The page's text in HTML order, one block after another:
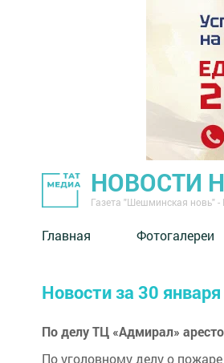
НОВОСТИ
Газета "Шешминская новь"
Главная Фотогалереи
Новости за 30
По делу ТЦ «Адмирал»
По уголовному делу о